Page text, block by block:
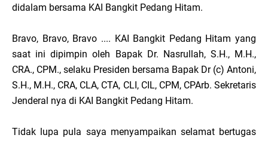
didalam bersama KAI Bangkit Pedang Hitam.
Bravo, Bravo, Bravo .... KAI Bangkit Pedang Hitam yang
saat ini dipimpin oleh Bapak Dr. Nasrullah, S.H., М.Н.,
CRA., CPM., selaku Presiden bersama Bapak Dr (c) Antoni,
S.H., M.H., CRA, CLA, CTA, CLI, CIL, CPM, CPArb. Sekretaris
Jenderal nya di KAI Bangkit Pedang Hitam.
Tidak lupa pula saya menyampaikan selamat bertugas